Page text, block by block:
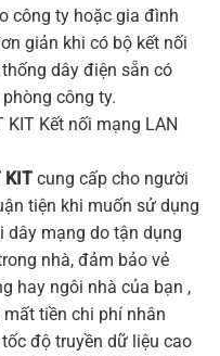
công ty hoặc gia đình
giản khi có bộ kết nối
dây điện sẵn có
công ty.
KIT Kết nối mạng LAN
KIT cung cấp cho người
tiện khi muốn sử dụng
dây mạng do tận dụng
nhà, đảm bảo vẻ
hay ngôi nhà của bạn ,
tiền chi phí nhân
độ truyền dữ liệu cao